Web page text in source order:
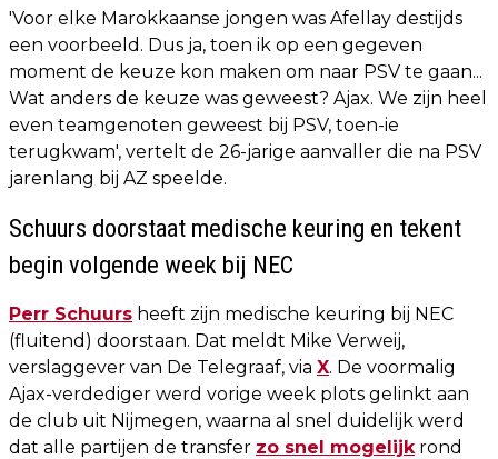
'Voor elke Marokkaanse jongen was Afellay destijds
een voorbeeld. Dus ja, toen ik op een gegeven
moment de keuze kon maken om naar PSV te gaan...
Wat anders de keuze was geweest? Ajax. We zijn heel
even teamgenoten geweest bij PSV, toen-ie
terugkwam', vertelt de 26-jarige aanvaller die na PSV
jarenlang bij AZ speelde.
Schuurs doorstaat medische keuring en tekent
begin volgende week bij NEC
Perr Schuurs heeft zijn medische keuring bij NEC
(fluitend) doorstaan. Dat meldt Mike Verweij,
verslaggever van De Telegraaf, via X. De voormalig
Ajax-verdediger werd vorige week plots gelinkt aan
de club uit Nijmegen, waarna al snel duidelijk werd
dat alle partijen de transfer zo snel mogelijk rond